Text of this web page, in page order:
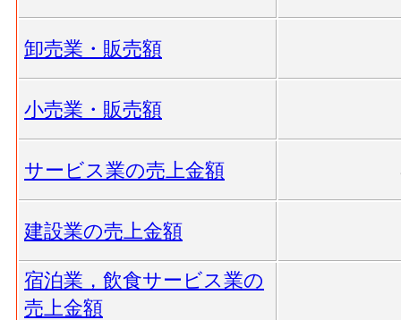
卸売業・販売額
小売業・販売額
サービス業の売上金額
建設業の売上金額
宿泊業，飲食サービス業の
売上金額